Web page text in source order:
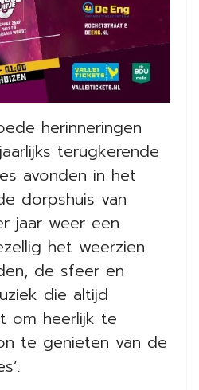
herinneringen
terugkerende
avonden in het
dorpshuis van
jaar weer een
het weerzien
de sfeer en
die altijd
om heerlijk te
te genieten van de